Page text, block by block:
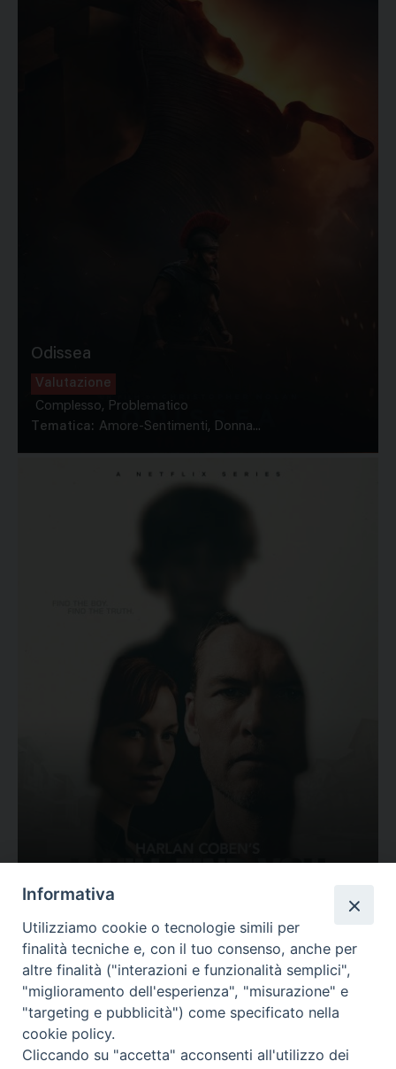
Odissea
Valutazione
Complesso, Problematico
Tematica: Amore-Sentimenti, Donna...
Valutazione
Complesso, Problematico
Tematica: Amore-Sentimenti, Carcere...
Informativa
Utilizziamo cookie o tecnologie simili per
finalità tecniche e, con il tuo consenso, anche per
altre finalità ("interazioni e funzionalità semplici",
"miglioramento dell'esperienza", "misurazione" e
"targeting e pubblicità") come specificato nella
cookie policy.
Cliccando su "accetta" acconsenti all'utilizzo dei